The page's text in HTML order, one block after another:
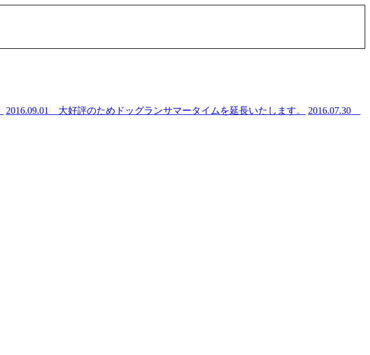
2016.09.01 大好評のためドッグランサマータイムを延長いたします。
2016.07.30